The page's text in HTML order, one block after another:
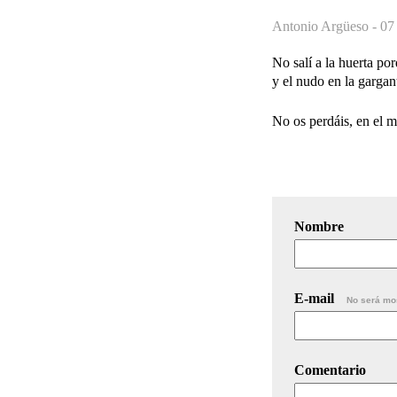
Antonio Argüeso - 07
No salí a la huerta
y el nudo en la
No os perdáis, en el
Nombre
E-mail No será
Comentario